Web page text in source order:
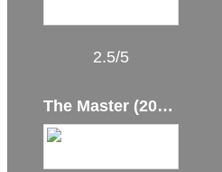
2.5/5
The Master (2012)